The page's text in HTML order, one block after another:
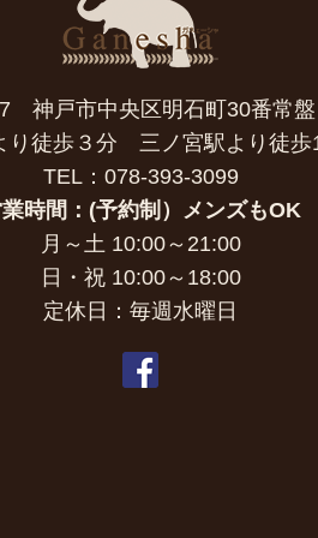
神戸市中央区明石町30番常
り徒歩３分 三ノ宮駅より徒歩
TEL：078-393-3099
時間：(予約制）メンズもOK
月～土 10:00～21:00
日・祝 10:00～18:00
定休日：毎週水曜日